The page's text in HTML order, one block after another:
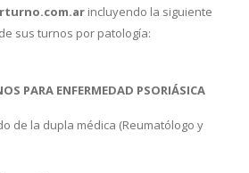
incluyendo la siguiente
sus turnos por patología:
PARA ENFERMEDAD PSORIÁSICA
de la dupla médica (Reumatólogo y